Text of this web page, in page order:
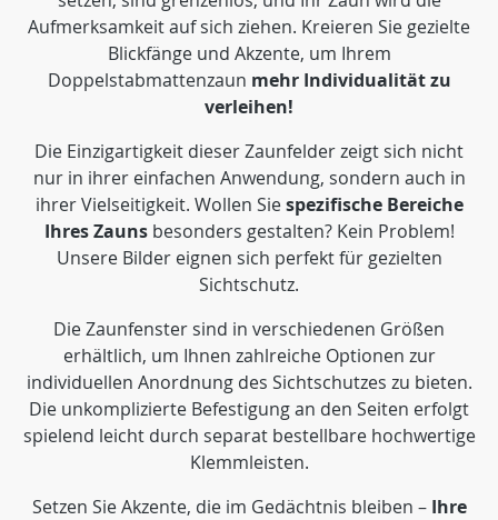
Aufmerksamkeit auf sich ziehen. Kreieren Sie gezielte
Blickfänge und Akzente, um Ihrem
Doppelstabmattenzaun mehr Individualität zu
verleihen!
Die Einzigartigkeit dieser Zaunfelder zeigt sich nicht
nur in ihrer einfachen Anwendung, sondern auch in
ihrer Vielseitigkeit. Wollen Siespezifische Bereiche
Ihres Zaunsbesonders gestalten? Kein Problem!
Unsere Bilder eignen sich perfekt für gezielten
Sichtschutz.
Die Zaunfenster sind in verschiedenen Größen
erhältlich, um Ihnen zahlreiche Optionen zur
individuellen Anordnung des Sichtschutzes zu bieten.
Die unkomplizierte Befestigung an den Seiten erfolgt
spielend leicht durch separat bestellbare hochwertige
Klemmleisten.
Setzen Sie Akzente, die im Gedächtnis bleiben – Ihre